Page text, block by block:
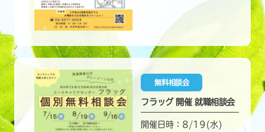
無料相談会
フラッグ 開催 就職相談会
開催日時：8/19(水)